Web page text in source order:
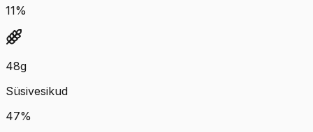
11%
48g
Süsivesikud
47%